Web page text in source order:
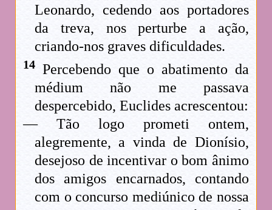
Leonardo, cedendo aos portadores
da treva, nos perturbe a ação,
criando-nos graves dificuldades.
14 Percebendo que o abatimento da
médium não me passava
despercebido, Euclides acrescentou:
— Tão logo prometi ontem,
alegremente, a vinda de Dionísio,
desejoso de incentivar o bom ânimo
dos amigos encarnados, contando
com o concurso mediúnico de nossa